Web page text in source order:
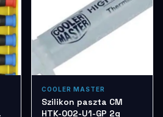
COOLER MASTER
Szilikon paszta CM
HTK-002-U1-GP 2g